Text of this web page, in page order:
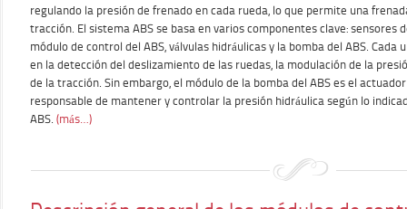
regulando la presión de frenado en cada rueda, lo que permite una
tracción. El sistema ABS se basa en varios componentes clave: sensores
módulo de control del ABS, válvulas hidráulicas y la bomba del ABS. Cada
en la detección del deslizamiento de las ruedas, la modulación de la
de la tracción. Sin embargo, el módulo de la bomba del ABS es el
responsable de mantener y controlar la presión hidráulica según lo
ABS. (más…)